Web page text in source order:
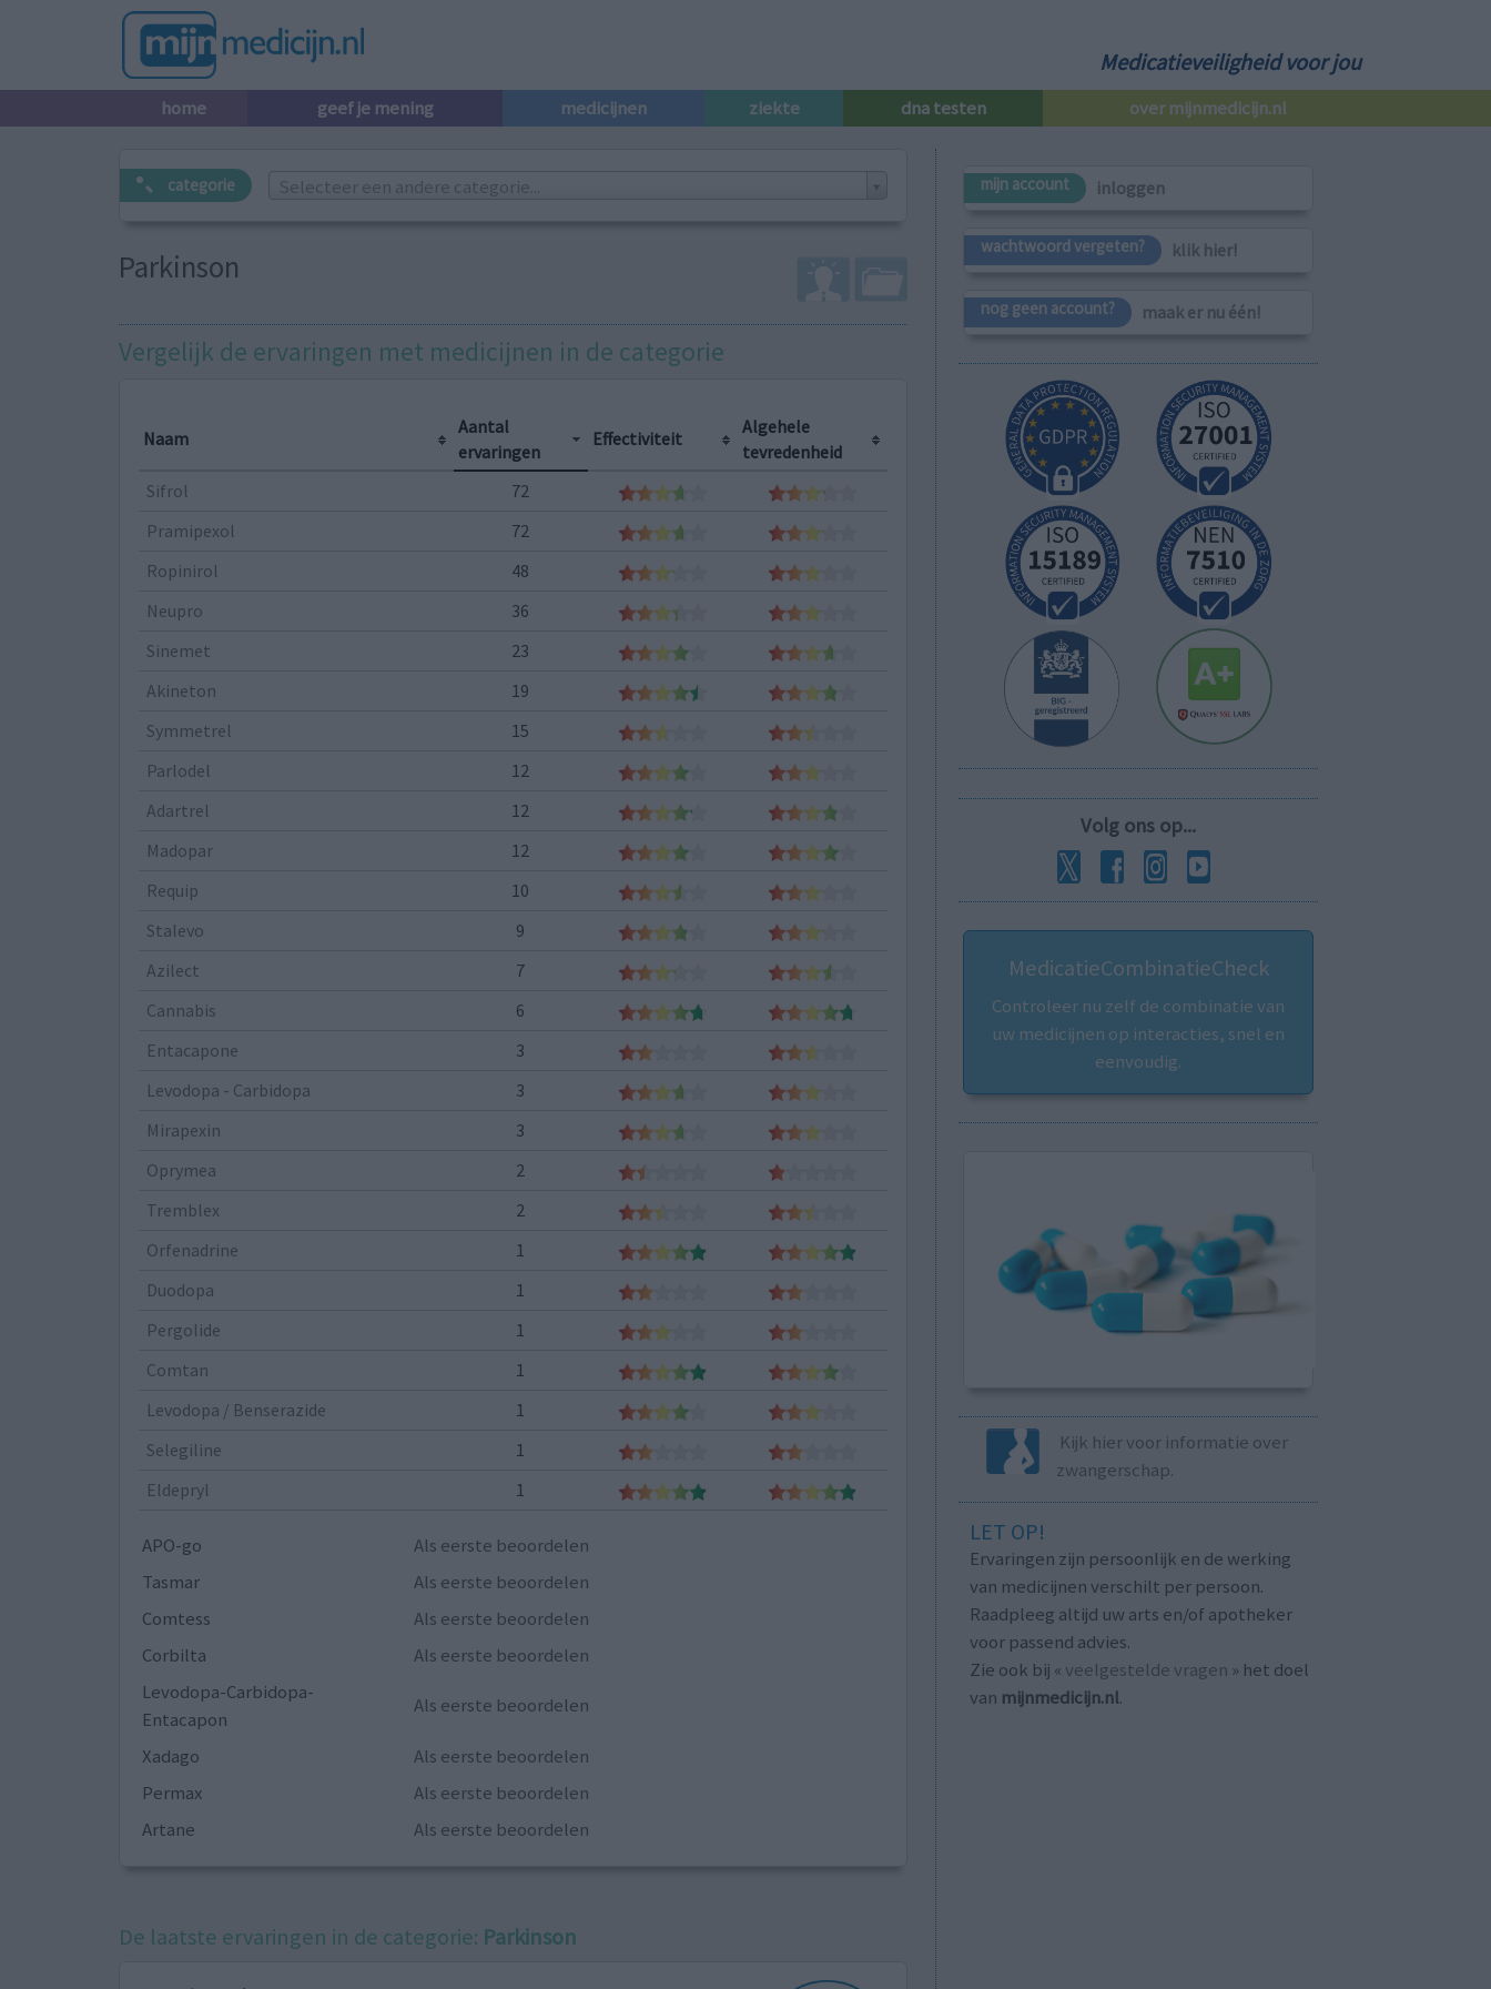
Medicatieveiligheid voor jou
home geef je mening medicijnen ziekte dna testen over mijnmedicijn.nl
categorie Selecteer een andere categorie...
Parkinson
Vergelijk de ervaringen met medicijnen in de categorie
Naam
Aantal
ervaringen
Effectiviteit
Algehele
tevredenheid
Sifrol
72
Pramipexol
72
Ropinirol
48
Neupro
36
Sinemet
23
Akineton
19
Symmetrel
15
Parlodel
12
Adartrel
12
Madopar
12
Requip
10
Stalevo
9
Azilect
7
Cannabis
6
Entacapone
3
Levodopa - Carbidopa
3
Mirapexin
3
Oprymea
2
Tremblex
2
Orfenadrine
1
Duodopa
1
Pergolide
1
Comtan
1
Levodopa / Benserazide
1
Selegiline
1
Eldepryl
1
APO-go
Als eerste beoordelen
Tasmar
Als eerste beoordelen
Comtess
Als eerste beoordelen
Corbilta
Als eerste beoordelen
Levodopa-Carbidopa-
Entacapon
Als eerste beoordelen
Xadago
Als eerste beoordelen
Permax
Als eerste beoordelen
Artane
Als eerste beoordelen
De laatste ervaringen in de categorie: Parkinson
mijn account inloggen
wachtwoord vergeten? klik hier!
nog geen account? maak er nu één!
Volg ons op...
MedicatieCombinatieCheck
Controleer nu zelf de combinatie van
uw medicijnen op interacties, snel en
eenvoudig.
Kijk hier voor informatie over
zwangerschap.
LET OP!
Ervaringen zijn persoonlijk en de werking
van medicijnen verschilt per persoon.
Raadpleeg altijd uw arts en/of apotheker
voor passend advies.
Zie ook bij « veelgestelde vragen » het doel
van mijnmedicijn.nl.